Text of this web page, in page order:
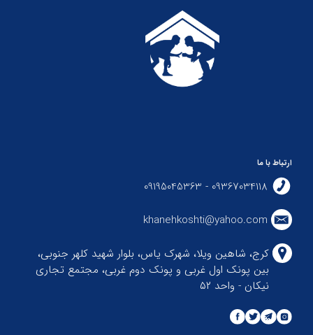
ارتباط با ما
09367034118 - 09195045363
khanehkoshti@yahoo.com
کرج، شاهین ویلا، شهرک یاس، بلوار شهید کلهر جنوبی،
بین پونک اول غربی و پونک دوم غربی، مجتمع تجاری
نیکان - واحد ۵۲